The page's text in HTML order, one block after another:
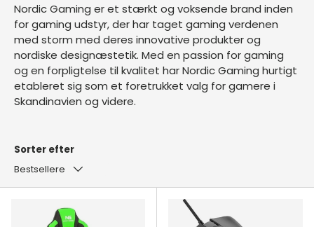
Nordic Gaming er et stærkt og voksende brand inden
for gaming udstyr, der har taget gaming verdenen
med storm med deres innovative produkter og
nordiske designæstetik. Med en passion for gaming
og en forpligtelse til kvalitet har Nordic Gaming hurtigt
etableret sig som et foretrukket valg for gamere i
Skandinavien og videre.
Sorter efter
Bestsellere